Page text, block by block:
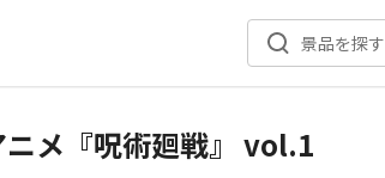
景品を探す
ニメ『呪術廻戦』 vol.1